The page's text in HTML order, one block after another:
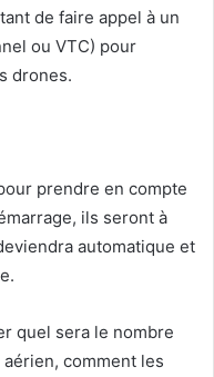
de faire appel à un
ou VTC) pour
drones.
prendre en compte
ils seront à
automatique et
quel sera le nombre
aérien, comment les